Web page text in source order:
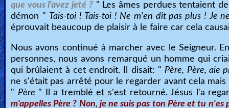
que vous l'avez jeté ?" Les âmes perdues tentaient
démon " Tais-toi ! Tais-toi ! Ne m'en dit pas plus ! Je
éprouvait beaucoup de plaisir à le faire car cela
Nous avons continué à marcher avec le Seigneur.
personnes, nous avons remarqué un homme qui
qui brûlaient à cet endroit. Il disait: " Père, Père, aie
ne s'était pas arrêté pour le regarder avant cela
" Père " Il a tremblé et s'est retourné. Jésus l'a
m'appelles Père ? Non, je ne suis pas ton Père et tu n'es